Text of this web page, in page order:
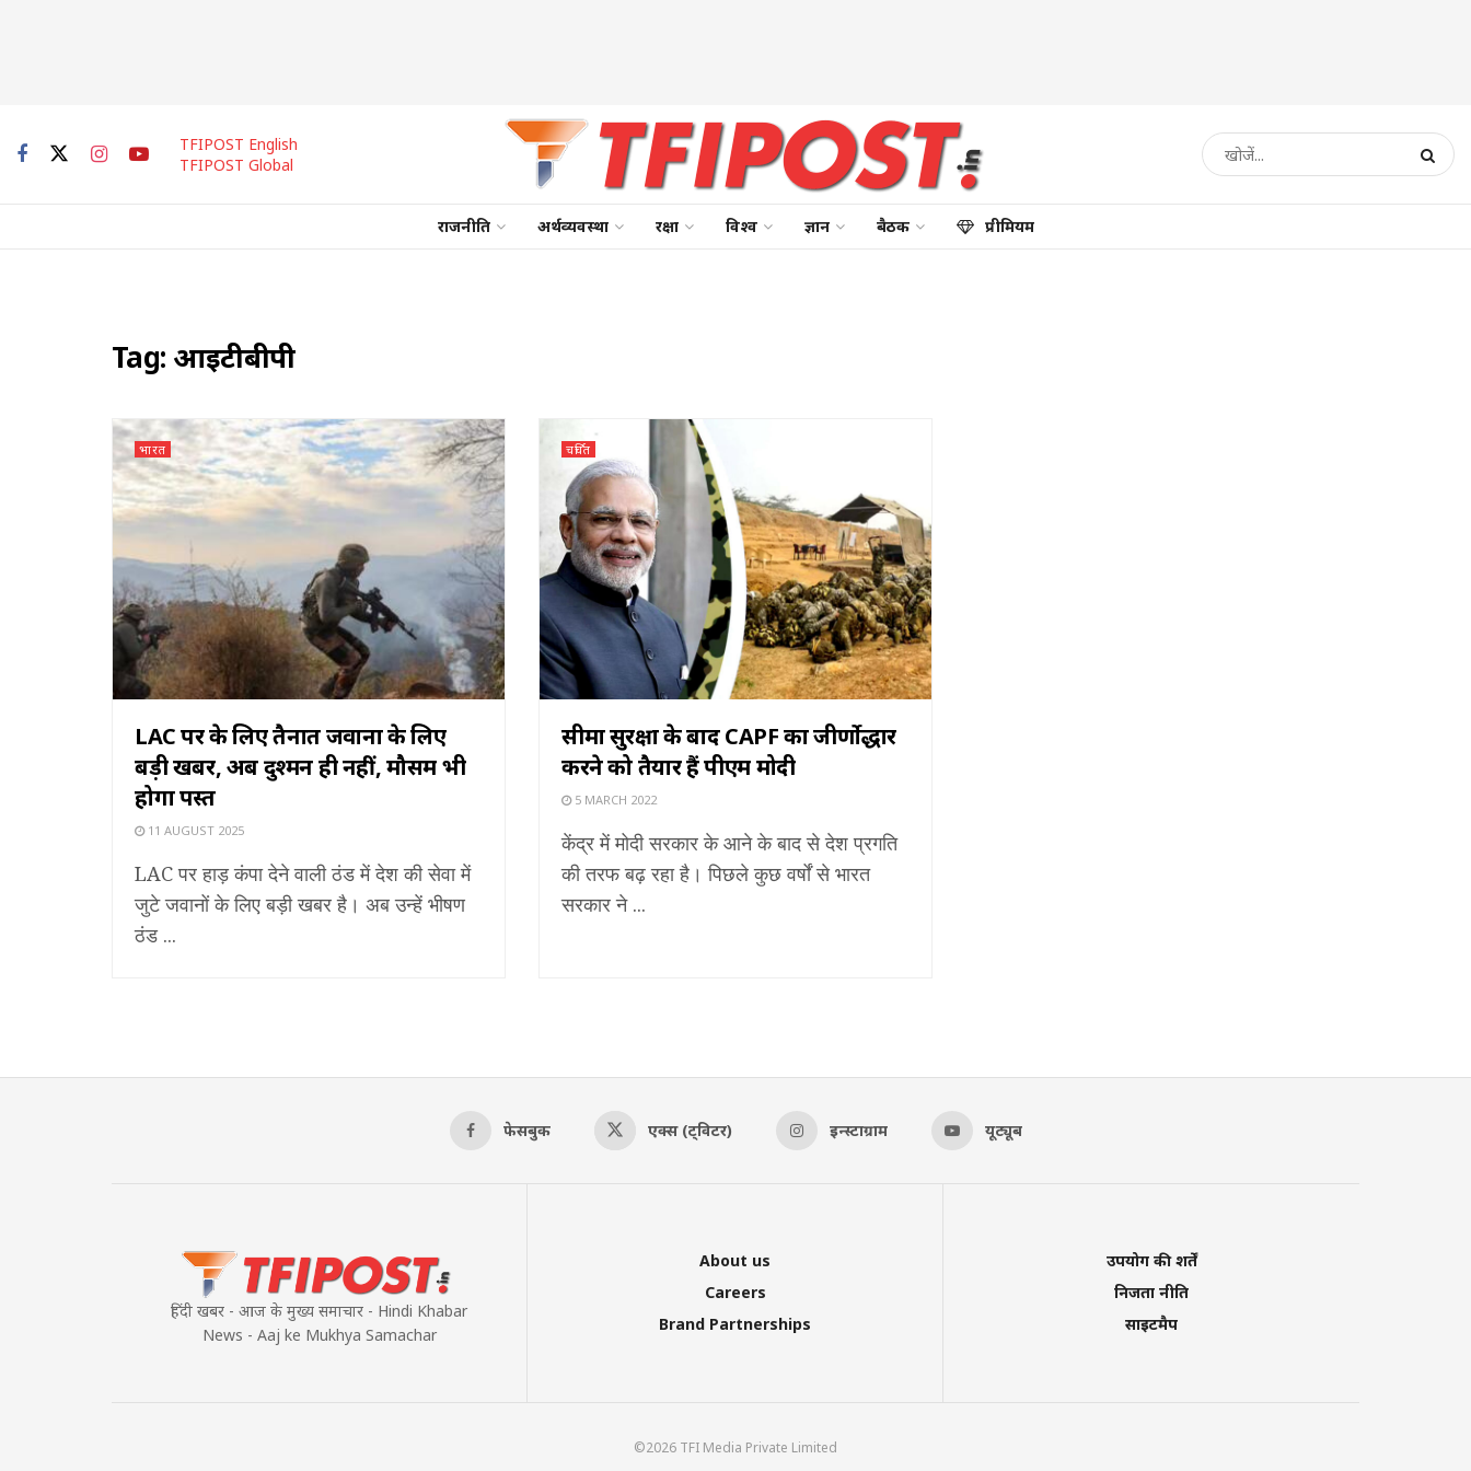
TFIPOST English
TFIPOST Global
राजनीति अर्थव्यवस्था रक्षा विश्व ज्ञान बैठक प्रीमियम
Tag: आईटीबीपी
भारत
LAC पर के लिए तैनात जवानों के लिए
बड़ी खबर, अब दुश्मन ही नहीं, मौसम भी
होगा पस्त
11 AUGUST 2025
LAC पर हाड़ कंपा देने वाली ठंड में देश की सेवा में
जुटे जवानों के लिए बड़ी खबर है। अब उन्हें भीषण
ठंड ...
चर्चित
सीमा सुरक्षा के बाद CAPF का जीर्णोद्धार
करने को तैयार हैं पीएम मोदी
5 MARCH 2022
केंद्र में मोदी सरकार के आने के बाद से देश प्रगति
की तरफ बढ़ रहा है। पिछले कुछ वर्षों से भारत
सरकार ने ...
फेसबुक एक्स (ट्विटर) इन्स्टाग्राम यूट्यूब
हिंदी खबर - आज के मुख्य समाचार - Hindi Khabar
News - Aaj ke Mukhya Samachar
About us
Careers
Brand Partnerships
उपयोग की शर्तें
निजता नीति
साइटमैप
©2026 TFI Media Private Limited